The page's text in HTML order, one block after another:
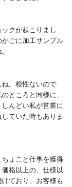
クが起こりまし
ごに加工サンプル
。根性ないので
ところと同様に、
んどい私が営業に
ていた時もありま
ょこと仕事を獲得
格以上の、仕様以
ており、お客様も